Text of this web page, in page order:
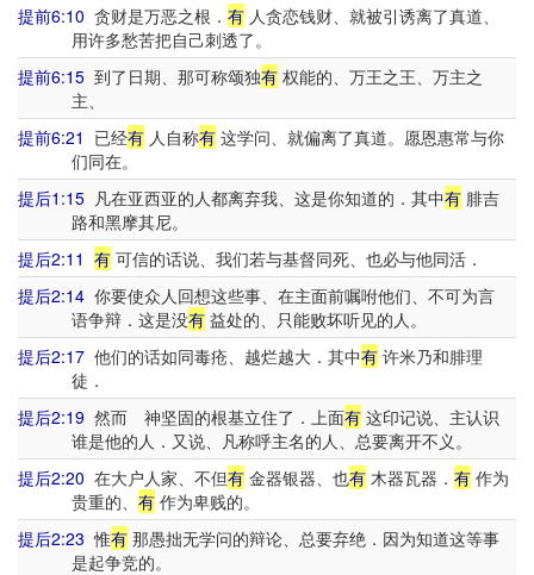
提前6:10 贪财是万恶之根． 有 人贪恋钱财、就被引诱离了真道、
用许多愁苦把自己刺透了。
提前6:15 到了日期、那可称颂独有 权能的、万王之王、万主之
主、
提前6:21 已经有 人自称有 这学问、就偏离了真道。愿恩惠常与你
们同在。
提后1:15 凡在亚西亚的人都离弃我、这是你知道的．其中有 腓吉
路和黑摩其尼。
提后2:11 有 可信的话说、我们若与基督同死、也必与他同活．
提后2:14 你要使众人回想这些事、在主面前嘱咐他们、不可为言
语争辩．这是没有益处的、只能败坏听见的人。
提后2:17 他们的话如同毒疮、越烂越大．其中有 许米乃和腓理
徒．
提后2:19 然而 神坚固的根基立住了．上面有 这印记说、主认识
谁是他的人．又说、凡称呼主名的人、总要离开不义。
提后2:20 在大户人家、不但有 金器银器、也有 木器瓦器． 有 作为
贵重的、 有作为卑贱的。
提后2:23 惟有 那愚拙无学问的辩论、总要弃绝．因为知道这等事
是起争竞的。